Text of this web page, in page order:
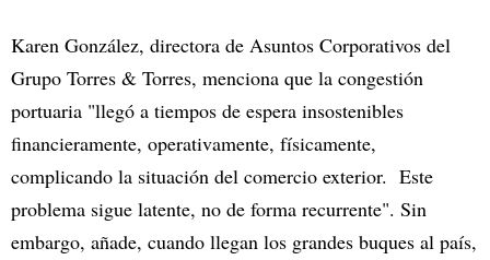
Karen González, directora de Asuntos Corporativos del
Grupo Torres & Torres, menciona que la congestión
portuaria "llegó a tiempos de espera insostenibles
financieramente, operativamente, físicamente,
complicando la situación del comercio exterior. Este
problema sigue latente, no de forma recurrente". Sin
embargo, añade, cuando llegan los grandes buques al país,